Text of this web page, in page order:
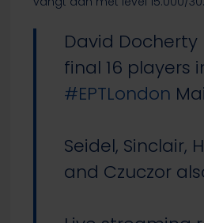
David
final 16 players
#EPTLondon
Seidel, Sinclair,
and Czuczor